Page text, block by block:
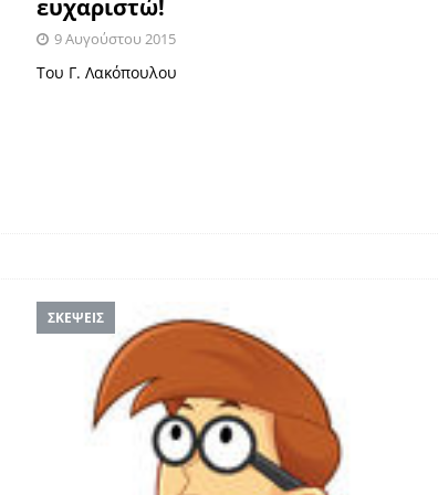
το Σχέδιο Άτσεσον
ΑΠΟΨΕΙΣ
ευχαριστώ!
9 Αυγούστου 2015
Του Γ. Λακόπουλου
ΣΚΕΨΕΙΣ